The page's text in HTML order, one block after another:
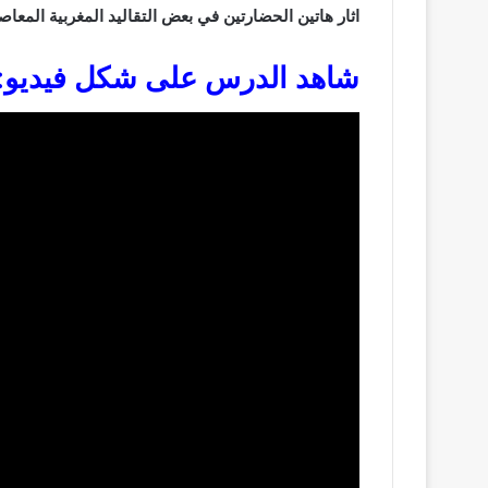
اثار هاتين الحضارتين في بعض التقاليد المغربية
شاهد الدرس على شكل